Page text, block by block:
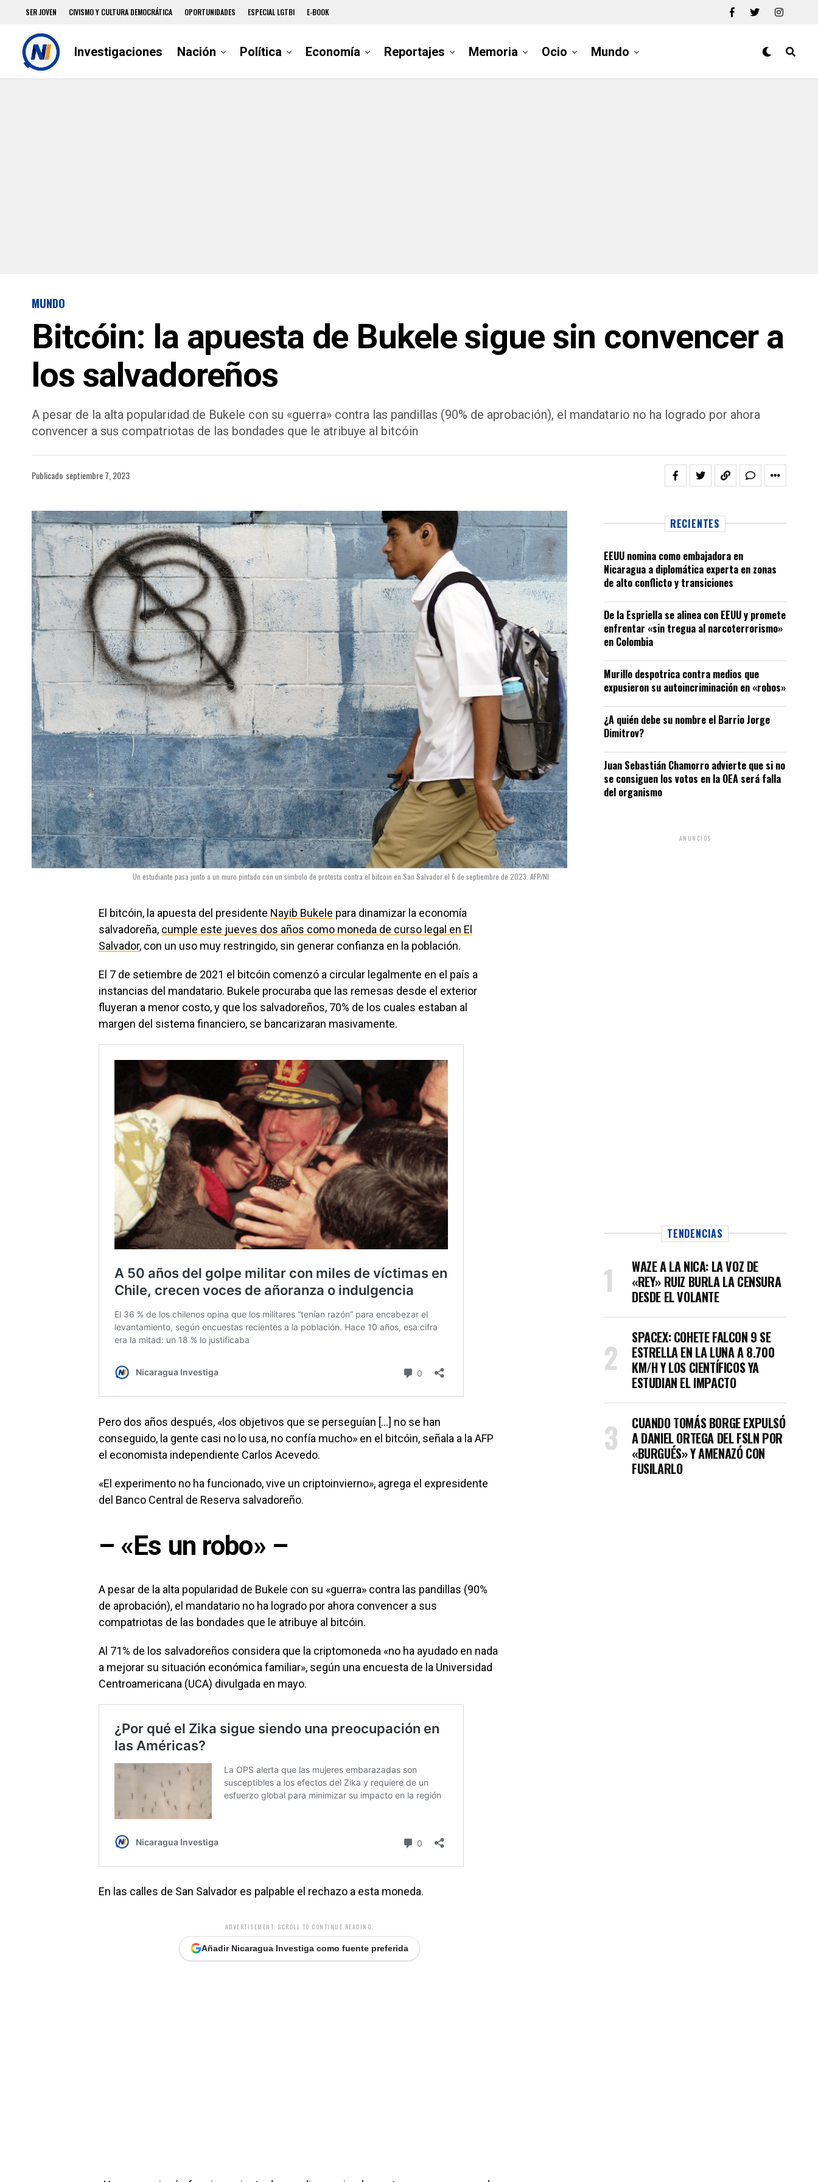
SER JOVEN CIVISMO Y CULTURA DEMOCRÁTICA OPORTUNIDADES ESPECIAL LGTBI E-BOOK
Investigaciones Nación Política Economía Reportajes Memoria Ocio Mundo
MUNDO
Bitcóin: la apuesta de Bukele sigue sin convencer a
los salvadoreños
A pesar de la alta popularidad de Bukele con su «guerra» contra las pandillas (90% de aprobación), el mandatario no ha logrado por ahora
convencer a sus compatriotas de las bondades que le atribuye al bitcóin
Publicado septiembre 7, 2023
Un estudiante pasa junto a un muro pintado con un símbolo de protesta contra el bitcoin en San Salvador el 6 de septiembre de 2023. AFP/NI
El bitcóin, la apuesta del presidente Nayib Bukele para dinamizar la economía
salvadoreña, cumple este jueves dos años como moneda de curso legal en El
Salvador, con un uso muy restringido, sin generar confianza en la población.
El 7 de setiembre de 2021 el bitcóin comenzó a circular legalmente en el país a
instancias del mandatario. Bukele procuraba que las remesas desde el exterior
fluyeran a menor costo, y que los salvadoreños, 70% de los cuales estaban al
margen del sistema financiero, se bancarizaran masivamente.
Pero dos años después, «los objetivos que se perseguían […] no se han
conseguido, la gente casi no lo usa, no confía mucho» en el bitcóin, señala a la AFP
el economista independiente Carlos Acevedo.
«El experimento no ha funcionado, vive un criptoinvierno», agrega el expresidente
del Banco Central de Reserva salvadoreño.
– «Es un robo» –
A pesar de la alta popularidad de Bukele con su «guerra» contra las pandillas (90%
de aprobación), el mandatario no ha logrado por ahora convencer a sus
compatriotas de las bondades que le atribuye al bitcóin.
Al 71% de los salvadoreños considera que la criptomoneda «no ha ayudado en nada
a mejorar su situación económica familiar», según una encuesta de la Universidad
Centroamericana (UCA) divulgada en mayo.
En las calles de San Salvador es palpable el rechazo a esta moneda.
ADVERTISEMENT. SCROLL TO CONTINUE READING.
Añadir Nicaragua Investiga como fuente preferida
RECIENTES
EEUU nomina como embajadora en
Nicaragua a diplomática experta en zonas
de alto conflicto y transiciones
De la Espriella se alinea con EEUU y promete
enfrentar «sin tregua al narcoterrorismo»
en Colombia
Murillo despotrica contra medios que
expusieron su autoincriminación en «robos»
¿A quién debe su nombre el Barrio Jorge
Dimitrov?
Juan Sebastián Chamorro advierte que si no
se consiguen los votos en la OEA será falla
del organismo
ANUNCIOS
TENDENCIAS
WAZE A LA NICA: LA VOZ DE
«REY» RUIZ BURLA LA CENSURA
DESDE EL VOLANTE
SPACEX: COHETE FALCON 9 SE
ESTRELLA EN LA LUNA A 8.700
KM/H Y LOS CIENTÍFICOS YA
ESTUDIAN EL IMPACTO
CUANDO TOMÁS BORGE EXPULSÓ
A DANIEL ORTEGA DEL FSLN POR
«BURGUÉS» Y AMENAZÓ CON
FUSILARLO